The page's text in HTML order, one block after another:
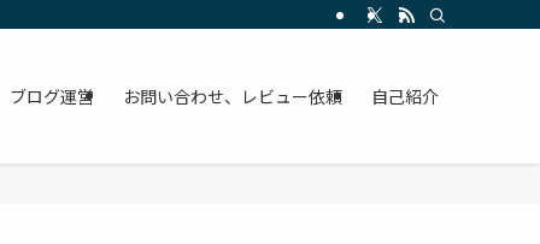
ブログ運営 お問い合わせ、レビュー依頼 自己紹介